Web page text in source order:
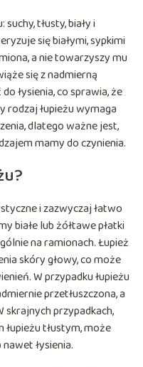
tłusty, biały i
się białymi, sypkimi
a nie towarzyszy mu
się z nadmierną
łysienia, co sprawia, że
rodzaj łupieżu wymaga
dlatego ważne jest,
mamy do czynienia.
i zazwyczaj łatwo
białe lub żółtawe płatki
na ramionach. Łupież
skóry głowy, co może
W przypadku łupieżu
przetłuszczona, a
skrajnych przypadkach,
łupieżu tłustym, może
łysienia.